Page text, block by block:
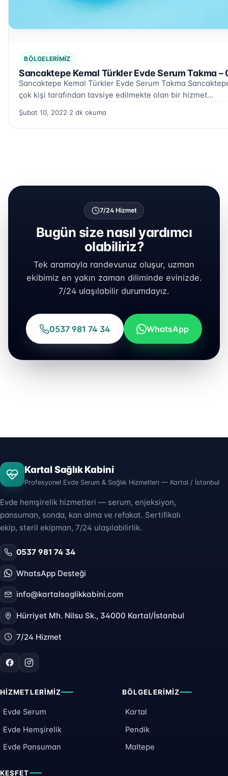
BÖLGELERIMIZ
Sancaktepe Kemal Türkler Evde Serum Takma –
Sancaktepe Kemal Türkler Evde Serum Takma
çok kişi tarafından tavsiye edilmekte olan bir hizmet…
Şubat 10, 2022·2 dk okuma
7/24 Hizmet
Bugün size nasıl yardımcı
olabiliriz?
Tek aramayla randevunuz oluşur, uzman
ekibimiz en yakın zaman diliminde evinizde.
7/24 ulaşılabilir durumdayız.
0537 981 74 34 WhatsApp
Kartal Sağlık Kabini
Profesyonel Evde Serum & Sağlık Hizmetleri — Kartal / İstanbul
Evde hemşirelik hizmetleri — serum, enjeksiyon,
pansuman, sonda, kan alma ve refakat. Sertifikalı
ekip, steril ekipman, 7/24 ulaşılabilirlik.
0537 981 74 34
WhatsApp Desteği
info@kartalsaglikkabini.com
Hürriyet Mh. Nilsu Sk., 34000 Kartal/İstanbul
7/24 Hizmet
HIZMETLERIMIZ
Evde Serum
Evde Hemşirelik
Evde Pansuman
BÖLGELERIMIZ
Kartal
Pendik
Maltepe
KEŞFET